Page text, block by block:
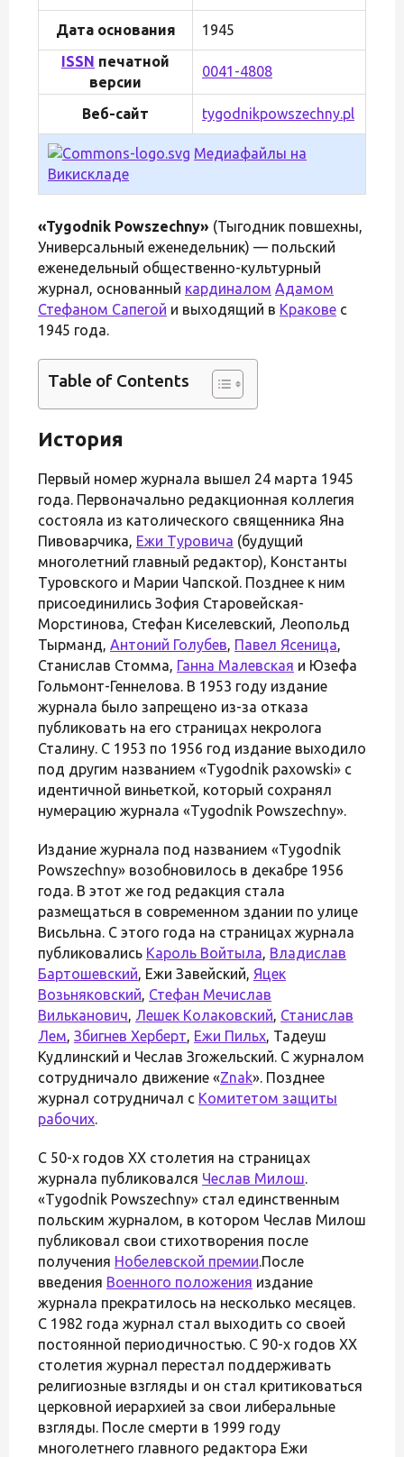
Дата основания
1945
ISSN печатной
версии
0041-4808
Веб-сайт tygodnikpowszechny.pl
Медиафайлы на
Викискладе
«Tygodnik Powszechny» (Тыгодник повшехны,
Универсальный еженедельник) — польский
еженедельный общественно-культурный
журнал, основанный кардиналом Адамом
Стефаном Сапегой и выходящий в Кракове с
1945 года.
Table of Contents
История
Первый номер журнала вышел 24 марта 1945
года. Первоначально редакционная коллегия
состояла из католического священника Яна
Пивоварчика, Ежи Туровича (будущий
многолетний главный редактор), Константы
Туровского и Марии Чапской. Позднее к ним
присоединились Зофия Старовейская-
Морстинова, Стефан Киселевский, Леопольд
Тырманд, Антоний Голубев, Павел Ясеница,
Станислав Стомма, Ганна Малевская и Юзефа
Гольмонт-Геннелова. В 1953 году издание
журнала было запрещено из-за отказа
публиковать на его страницах некролога
Сталину. С 1953 по 1956 год издание выходило
под другим названием «Tygodnik paxowski» с
идентичной виньеткой, который сохранял
нумерацию журнала «Tygodnik Powszechny».
Издание журнала под названием «Tygodnik
Powszechny» возобновилось в декабре 1956
года. В этот же год редакция стала
размещаться в современном здании по улице
Висьльна. С этого года на страницах журнала
публиковались Кароль Войтыла, Владислав
Бартошевский, Ежи Завейский, Яцек
Возьняковский, Стефан Мечислав
Вильканович, Лешек Колаковский, Станислав
Лем, Збигнев Херберт, Ежи Пильх, Тадеуш
Кудлинский и Чеслав Згожельский. C журналом
сотрудничало движение «Znak». Позднее
журнал сотрудничал с Комитетом защиты
рабочих.
С 50-х годов XX столетия на страницах
журнала публиковался Чеслав Милош.
«Tygodnik Powszechny» стал единственным
польским журналом, в котором Чеслав Милош
публиковал свои стихотворения после
получения Нобелевской премии.После
введения Военного положения издание
журнала прекратилось на несколько месяцев.
С 1982 года журнал стал выходить со своей
постоянной периодичностью. С 90-х годов XX
столетия журнал перестал поддерживать
религиозные взгляды и он стал критиковаться
церковной иерархией за свои либеральные
взгляды. После смерти в 1999 году
многолетнего главного редактора Ежи